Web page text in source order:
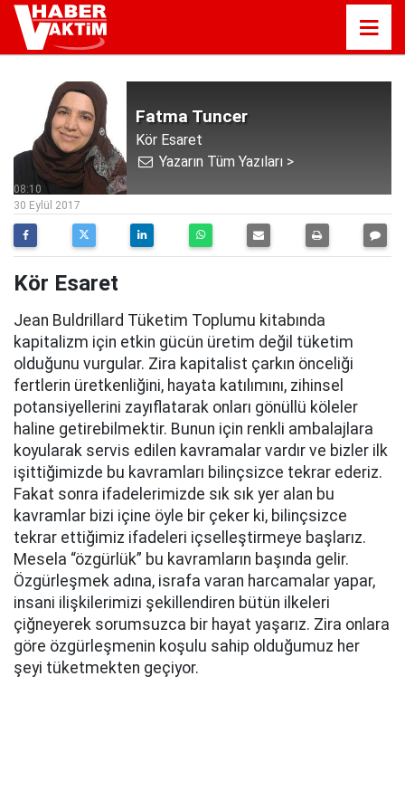
Fatma Tuncer
Kör Esaret
Yazarın Tüm Yazıları >
08:10
30 Eylül 2017
Kör Esaret
Jean Buldrillard Tüketim Toplumu kitabında
kapitalizm için etkin gücün üretim değil tüketim
olduğunu vurgular. Zira kapitalist çarkın önceliği
fertlerin üretkenliğini, hayata katılımını, zihinsel
potansiyellerini zayıflatarak onları gönüllü köleler
haline getirebilmektir. Bunun için renkli ambalajlara
koyularak servis edilen kavramalar vardır ve bizler ilk
işittiğimizde bu kavramları bilinçsizce tekrar ederiz.
Fakat sonra ifadelerimizde sık sık yer alan bu
kavramlar bizi içine öyle bir çeker ki, bilinçsizce
tekrar ettiğimiz ifadeleri içselleştirmeye başlarız.
Mesela “özgürlük” bu kavramların başında gelir.
Özgürleşmek adına, israfa varan harcamalar yapar,
insani ilişkilerimizi şekillendiren bütün ilkeleri
çiğneyerek sorumsuzca bir hayat yaşarız. Zira onlara
göre özgürleşmenin koşulu sahip olduğumuz her
şeyi tüketmekten geçiyor.